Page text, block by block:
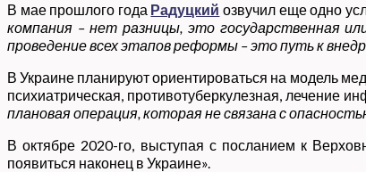
В мае прошлого года Радуцкий озвучил еще одно
компания – нет разницы, это государственная
проведение всех этапов реформы – это путь к
В Украине планируют ориентироваться на модель
психиатрическая, противотуберкулезная, лечение
плановая операция, которая не связана с
В октябре 2020-го, выступая с посланием к
появиться наконец в Украине».